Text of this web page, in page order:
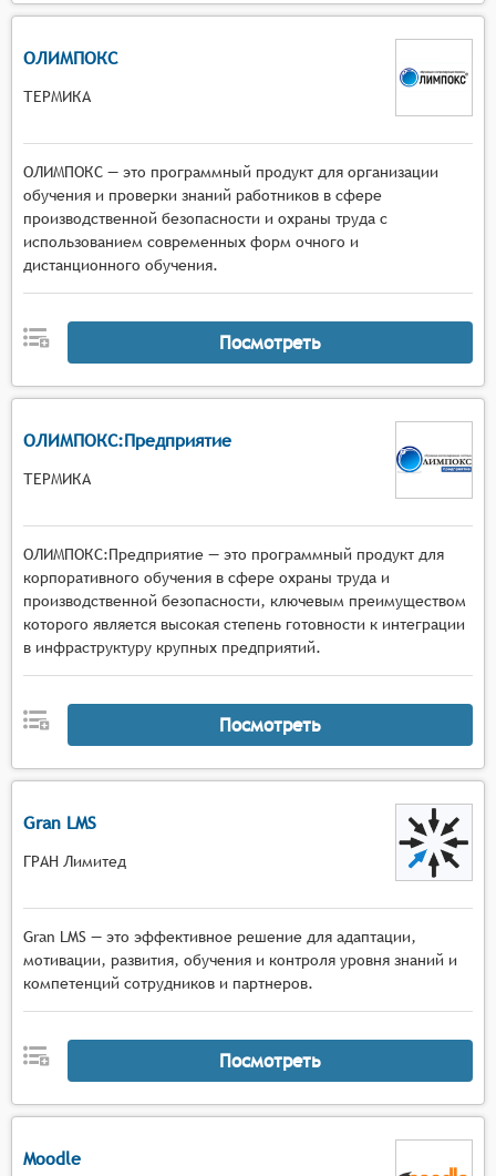
ОЛИМПОКС
ТЕРМИКА
ОЛИМПОКС — это программный продукт для организации
обучения и проверки знаний работников в сфере
производственной безопасности и охраны труда с
использованием современных форм очного и
дистанционного обучения.
Посмотреть
ОЛИМПОКС:Предприятие
ТЕРМИКА
ОЛИМПОКС:Предприятие — это программный продукт для
корпоративного обучения в сфере охраны труда и
производственной безопасности, ключевым преимуществом
которого является высокая степень готовности к интеграции
в инфраструктуру крупных предприятий.
Посмотреть
Gran LMS
ГРАН Лимитед
Gran LMS — это эффективное решение для адаптации,
мотивации, развития, обучения и контроля уровня знаний и
компетенций сотрудников и партнеров.
Посмотреть
Moodle